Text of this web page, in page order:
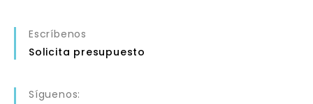
Escríbenos
Solicita presupuesto
Síguenos: